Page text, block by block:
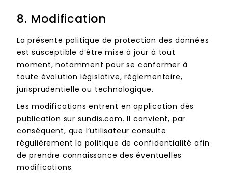
8. Modification
La présente politique de protection des données
est susceptible d’être mise à jour à tout
moment, notamment pour se conformer à
toute évolution législative, réglementaire,
jurisprudentielle ou technologique.
Les modifications entrent en application dès
publication sur sundis.com. Il convient, par
conséquent, que l’utilisateur consulte
régulièrement la politique de confidentialité afin
de prendre connaissance des éventuelles
modifications.